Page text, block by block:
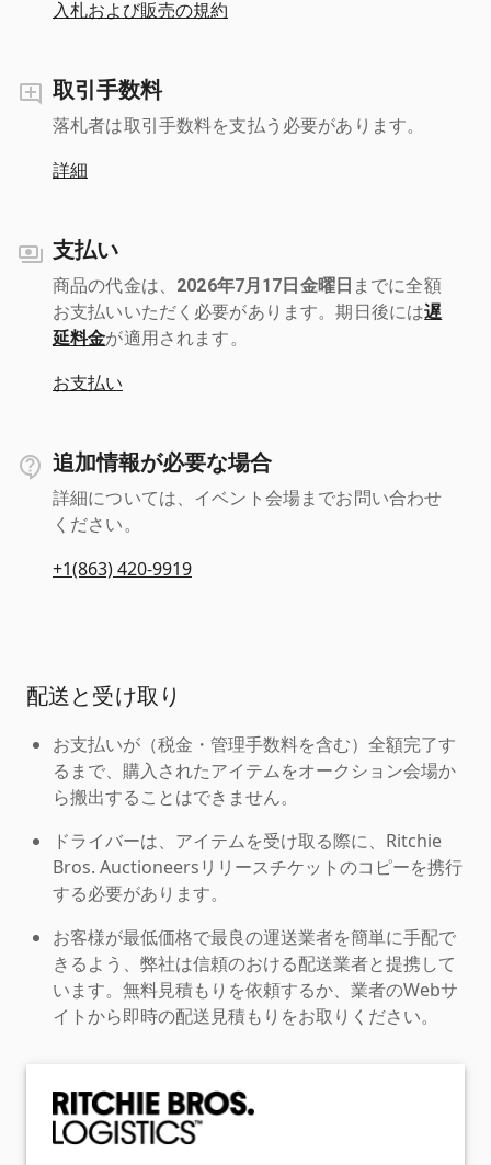
入札および販売の規約
取引手数料
落札者は取引手数料を支払う必要があります。
詳細
支払い
商品の代金は、 2026年7月17日金曜日 までに全額
お支払いいただく必要があります。期日後には遅
延料金が適用されます。
お支払い
追加情報が必要な場合
詳細については、イベント会場までお問い合わせ
ください。
+1(863) 420-9919
配送と受け取り
お支払いが（税金・管理手数料を含む）全額完了す
るまで、購入されたアイテムをオークション会場か
ら搬出することはできません。
ドライバーは、アイテムを受け取る際に、Ritchie
Bros. Auctioneersリリースチケットのコピーを携行
する必要があります。
お客様が最低価格で最良の運送業者を簡単に手配で
きるよう、弊社は信頼のおける配送業者と提携して
います。無料見積もりを依頼するか、業者のWebサ
イトから即時の配送見積もりをお取りください。